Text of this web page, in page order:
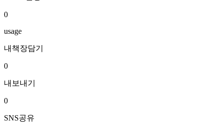
0
usage
내책장담기
0
내보내기
0
SNS공유